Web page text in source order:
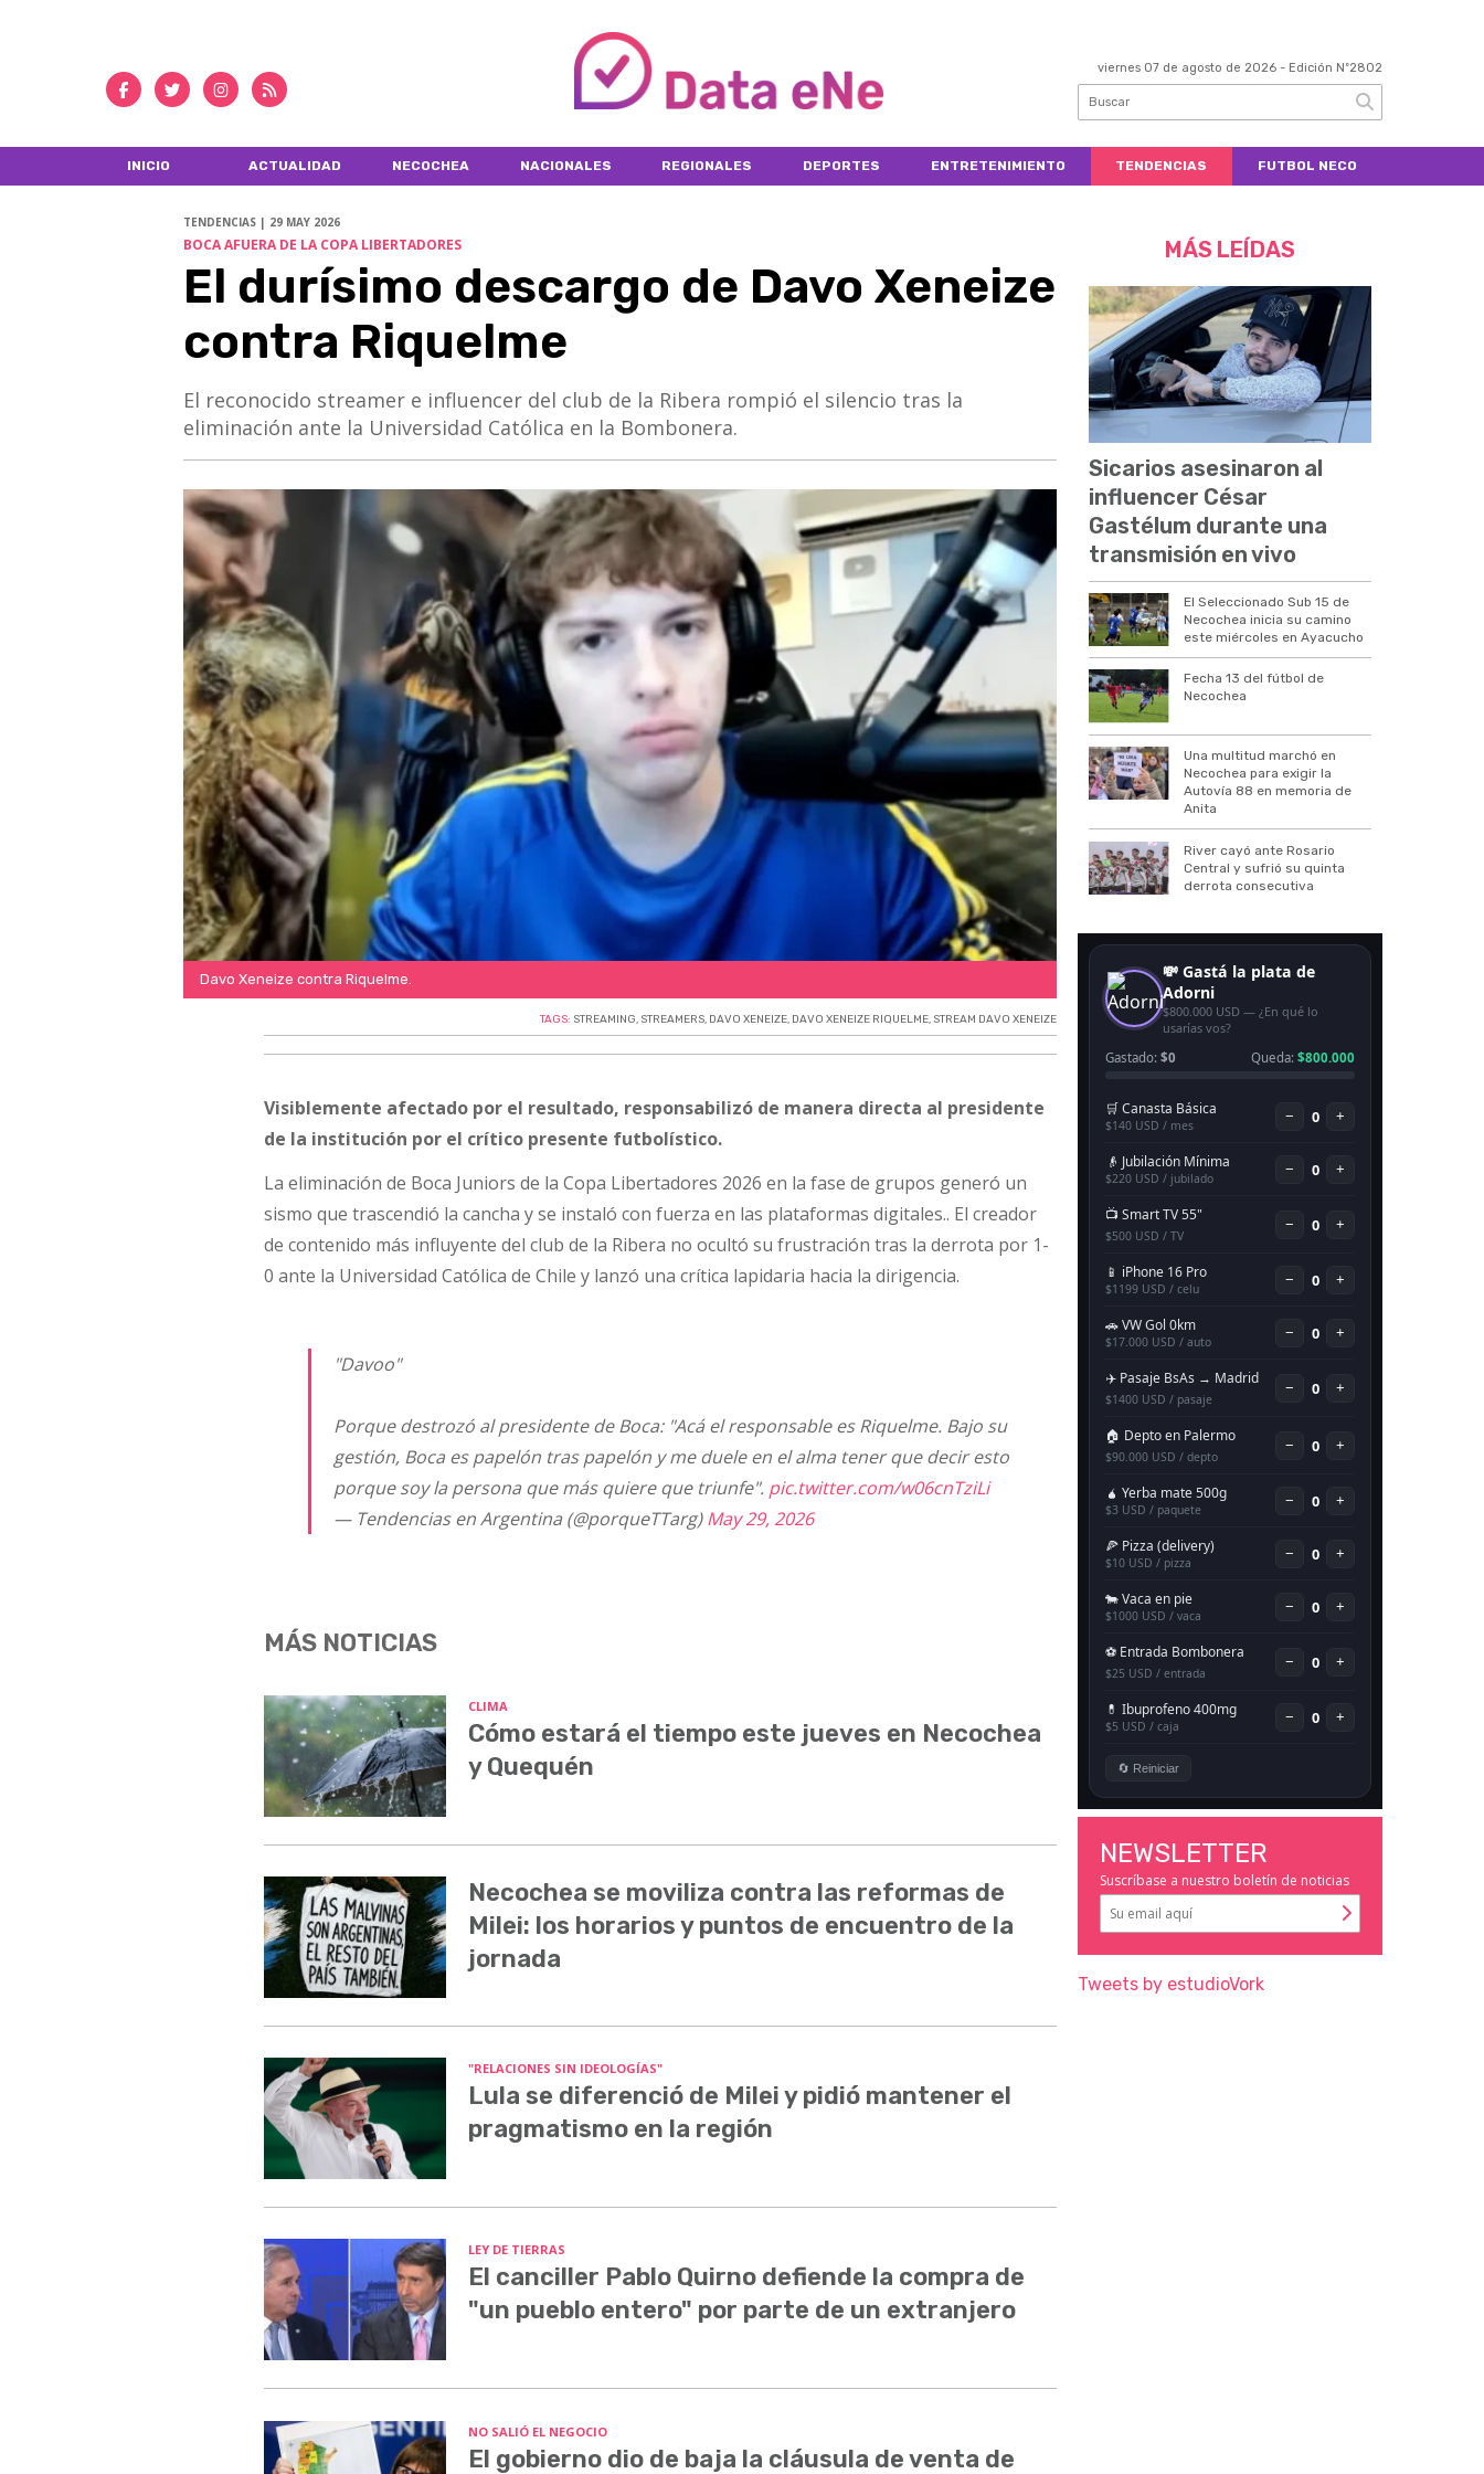
viernes 07 de agosto de 2026 - Edición Nº2802
INICIO ACTUALIDAD NECOCHEA NACIONALES REGIONALES DEPORTES ENTRETENIMIENTO TENDENCIAS FUTBOL NECO
TENDENCIAS | 29 MAY 2026
BOCA AFUERA DE LA COPA LIBERTADORES
El durísimo descargo de Davo Xeneize
contra Riquelme
​​​​​​​El reconocido streamer e influencer del club de la Ribera rompió el silencio tras la
eliminación ante la Universidad Católica en la Bombonera.
Davo Xeneize contra Riquelme. Davo Xeneize contra Riquelme.
TAGS: STREAMING, STREAMERS, DAVO XENEIZE, DAVO XENEIZE RIQUELME, STREAM DAVO XENEIZE
Visiblemente afectado por el resultado, responsabilizó de manera directa al presidente
de la institución por el crítico presente futbolístico.
La eliminación de Boca Juniors de la Copa Libertadores 2026 en la fase de grupos generó un
sismo que trascendió la cancha y se instaló con fuerza en las plataformas digitales.. El creador
de contenido más influyente del club de la Ribera no ocultó su frustración tras la derrota por 1-
0 ante la Universidad Católica de Chile y lanzó una crítica lapidaria hacia la dirigencia.
"Davoo"
Porque destrozó al presidente de Boca: "Acá el responsable es Riquelme. Bajo su
gestión, Boca es papelón tras papelón y me duele en el alma tener que decir esto
porque soy la persona que más quiere que triunfe". pic.twitter.com/w06cnTziLi
— Tendencias en Argentina (@porqueTTarg)May 29, 2026
MÁS NOTICIAS
CLIMA
Cómo estará el tiempo este jueves en Necochea
y Quequén
Necochea se moviliza contra las reformas de
Milei: los horarios y puntos de encuentro de la
jornada
"RELACIONES SIN IDEOLOGÍAS"
Lula se diferenció de Milei y pidió mantener el
pragmatismo en la región
LEY DE TIERRAS
El canciller Pablo Quirno defiende la compra de
"un pueblo entero" por parte de un extranjero
NO SALIÓ EL NEGOCIO
El gobierno dio de baja la cláusula de venta de
MÁS LEÍDAS
Sicarios asesinaron al
influencer César
Gastélum durante una
transmisión en vivo
El Seleccionado Sub 15 de
Necochea inicia su camino
este miércoles en Ayacucho
Fecha 13 del fútbol de
Necochea
Una multitud marchó en
Necochea para exigir la
Autovía 88 en memoria de
Anita
River cayó ante Rosario
Central y sufrió su quinta
derrota consecutiva
NEWSLETTER
Suscríbase a nuestro boletín de noticias
Tweets by estudioVork